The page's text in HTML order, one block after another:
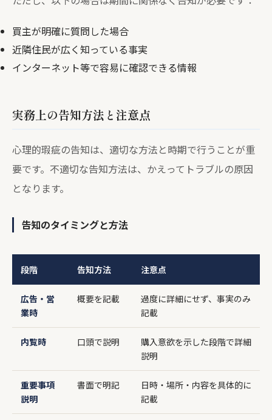
買主が明確に質問した場合
近隣住民が広く知っている事実
インターネット等で容易に確認できる情報
実務上の告知方法と注意点
心理的瑕疵の告知は、適切な方法と時期で行うことが重
要です。不適切な告知方法は、かえってトラブルの原因
となります。
告知のタイミングと方法
段階 告知方法 注意点
広告・営
業時
概要を記載
過度に詳細にせず、事実のみ
記載
内覧時 口頭で説明
購入意欲を示した段階で詳細
説明
重要事項
説明
書面で明記
日時・場所・内容を具体的に
記載